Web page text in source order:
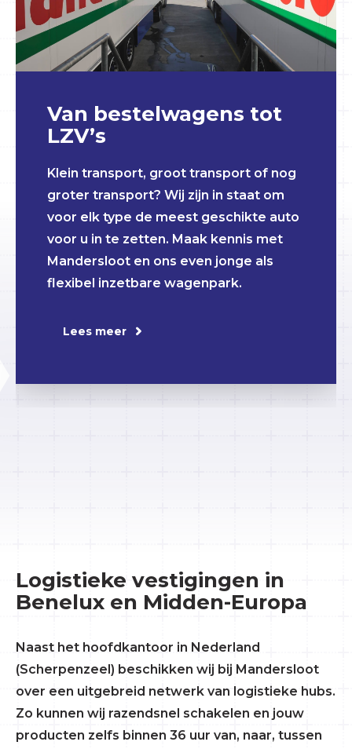
Van bestelwagens tot
LZV’s
Klein transport, groot transport of nog
groter transport? Wij zijn in staat om
voor elk type de meest geschikte auto
voor u in te zetten. Maak kennis met
Mandersloot en ons even jonge als
flexibel inzetbare wagenpark.
Lees meer
Logistieke vestigingen in
Benelux en Midden-Europa
Naast het hoofdkantoor in Nederland
(Scherpenzeel) beschikken wij bij Mandersloot
over een uitgebreid netwerk van logistieke hubs.
Zo kunnen wij razendsnel schakelen en jouw
producten zelfs binnen 36 uur van, naar, tussen